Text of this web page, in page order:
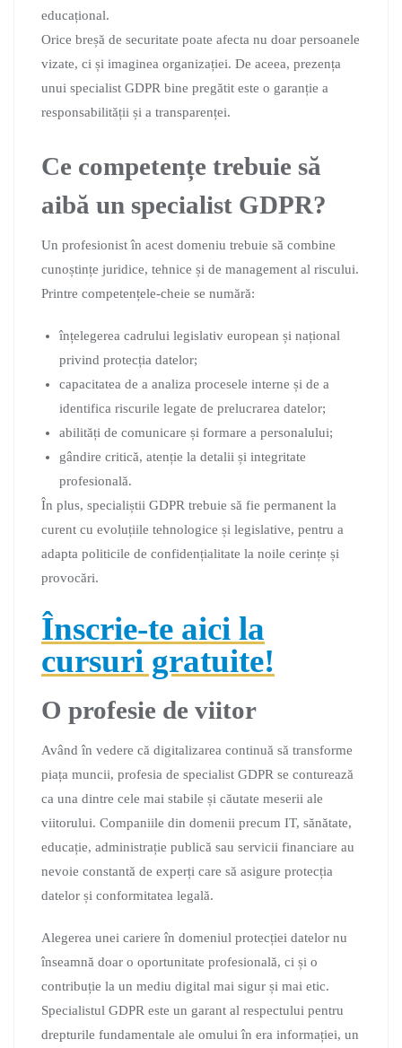
educațional.
Orice breșă de securitate poate afecta nu doar persoanele
vizate, ci și imaginea organizației. De aceea, prezența
unui specialist GDPR bine pregătit este o garanție a
responsabilității și a transparenței.
Ce competențe trebuie să
aibă un specialist GDPR?
Un profesionist în acest domeniu trebuie să combine
cunoștințe juridice, tehnice și de management al riscului.
Printre competențele-cheie se numără:
înțelegerea cadrului legislativ european și național
privind protecția datelor;
capacitatea de a analiza procesele interne și de a
identifica riscurile legate de prelucrarea datelor;
abilități de comunicare și formare a personalului;
gândire critică, atenție la detalii și integritate
profesională.
În plus, specialiștii GDPR trebuie să fie permanent la
curent cu evoluțiile tehnologice și legislative, pentru a
adapta politicile de confidențialitate la noile cerințe și
provocări.
Înscrie-te aici la
cursuri gratuite!
O profesie de viitor
Având în vedere că digitalizarea continuă să transforme
piața muncii, profesia de specialist GDPR se conturează
ca una dintre cele mai stabile și căutate meserii ale
viitorului. Companiile din domenii precum IT, sănătate,
educație, administrație publică sau servicii financiare au
nevoie constantă de experți care să asigure protecția
datelor și conformitatea legală.
Alegerea unei cariere în domeniul protecției datelor nu
înseamnă doar o oportunitate profesională, ci și o
contribuție la un mediu digital mai sigur și mai etic.
Specialistul GDPR este un garant al respectului pentru
drepturile fundamentale ale omului în era informației, un